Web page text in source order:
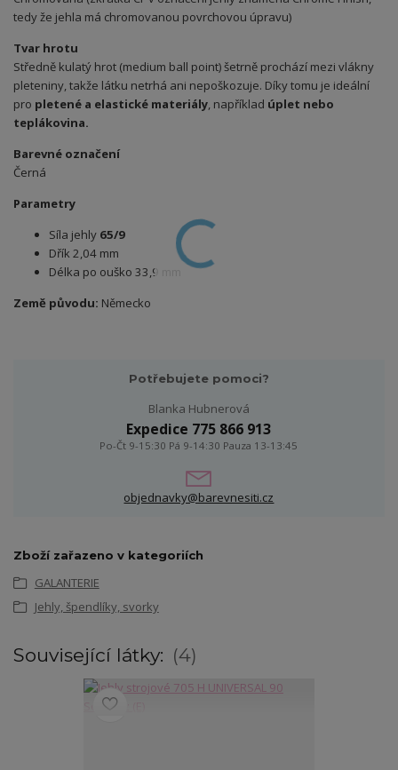
tedy že jehla má chromovanou povrchovou úpravu)
Tvar hrotu
Středně kulatý hrot (medium ball point) šetrně prochází mezi vlákny
pleteniny, takže látku netrhá ani nepoškozuje. Díky tomu je ideální
pro pletené a elastické materiály, například úplet nebo
teplákovina.
Barevné označení
Černá
Parametry
Síla jehly 65/9
Dřík 2,04 mm
Délka po ouško 33,9 mm
Země původu: Německo
Potřebujete pomoci?
Blanka Hubnerová
Expedice 775 866 913
Po-Čt 9-15:30 Pá 9-14:30 Pauza 13-13:45
objednavky@barevnesiti.cz
Zboží zařazeno v kategoriích
GALANTERIE
Jehly, špendlíky, svorky
Související látky: 4